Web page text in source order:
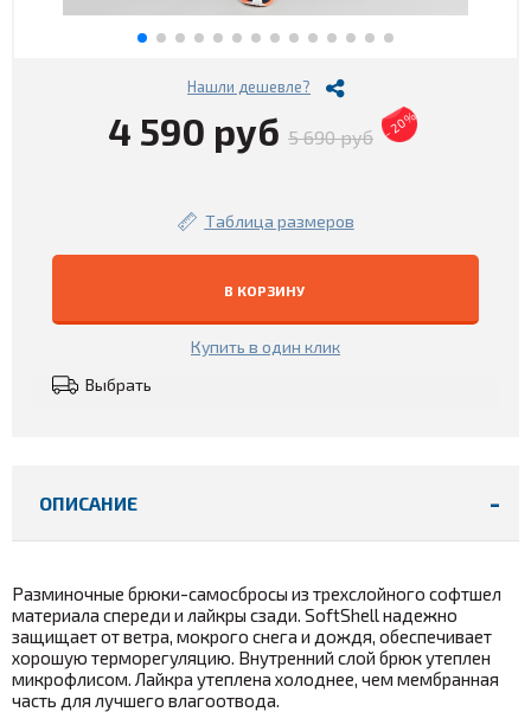
Нашли дешевле?
4 590 руб 5 690 руб - 20%
Таблица размеров
В КОРЗИНУ
Купить в один клик
Выбрать
ОПИСАНИЕ
Разминочные брюки-самосбросы из трехслойного софтшел
материала спереди и лайкры сзади. SoftShell надежно
защищает от ветра, мокрого снега и дождя, обеспечивает
хорошую терморегуляцию. Внутренний слой брюк утеплен
микрофлисом. Лайкра утеплена холоднее, чем мембранная
часть для лучшего влагоотвода.